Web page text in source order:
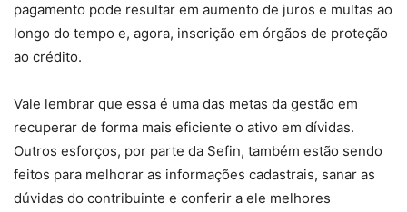
pagamento pode resultar em aumento de juros e multas ao
longo do tempo e, agora, inscrição em órgãos de proteção
ao crédito.
Vale lembrar que essa é uma das metas da gestão em
recuperar de forma mais eficiente o ativo em dívidas.
Outros esforços, por parte da Sefin, também estão sendo
feitos para melhorar as informações cadastrais, sanar as
dúvidas do contribuinte e conferir a ele melhores